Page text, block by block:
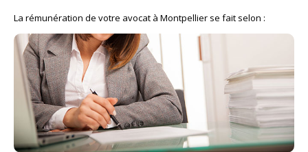
La rémunération de votre avocat à Montpellier se fait selon :